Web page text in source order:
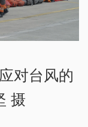
对台风的
摄